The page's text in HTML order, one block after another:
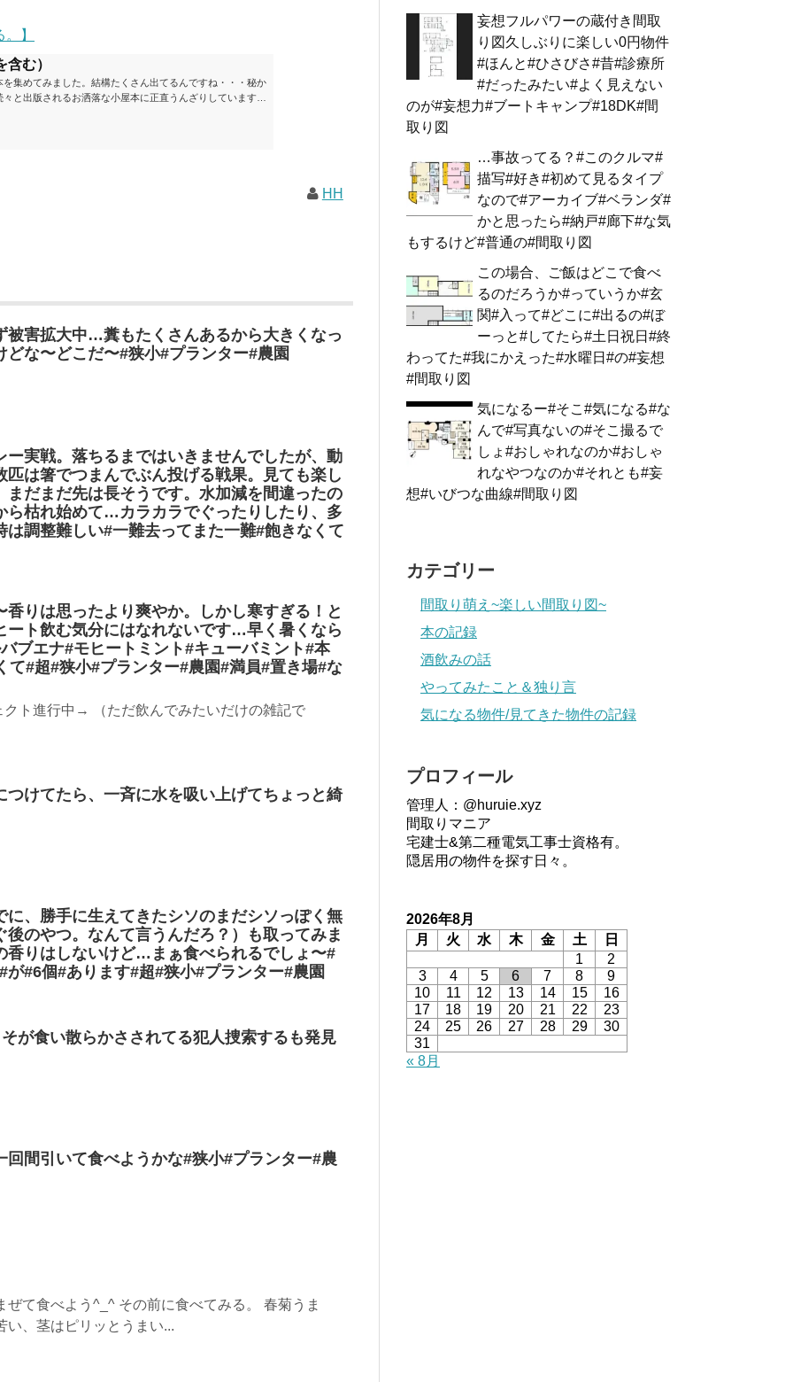
】
む）
集めてみました。結構たくさん出てるんですね・・・秘か
と出版されるお洒落な小屋本に正直うんざりしています
HH
被害拡大中…糞もたくさんあるから大きくなっ
どな〜どこだ〜#狭小#プランター#農園
ー実戦。落ちるまではいきませんでしたが、動
匹は箸でつまんでぶん投げる戦果。見ても楽し
まだまだ先は長そうです。水加減を間違ったの
ら枯れ始めて…カラカラでぐったりしたり、多
は調整難しい#一難去ってまた一難#飽きなくて
香りは思ったより爽やか。しかし寒すぎる！と
ート飲む気分にはなれないです…早く暑くなら
ブエナ#モヒートミント#キューバミント#本
て#超#狭小#プランター#農園#満員#置き場#な
クト進行中→ （ただ飲んでみたいだけの雑記で
つけてたら、一斉に水を吸い上げてちょっと綺
に、勝手に生えてきたシソのまだシソっぽく無
後のやつ。なんて言うんだろ？）も取ってみま
香りはしないけど…まぁ食べられるでしょ〜#
が#6個#あります#超#狭小#プランター#農園
が食い散らかさされてる犯人捜索するも発見
回間引いて食べようかな#狭小#プランター#農
ぜて食べよう^_^ その前に食べてみる。 春菊うま
い、茎はピリッとうまい...
妄想フルパワーの蔵付き間取
り図久しぶりに楽しい0円物件
#ほんと#ひさびさ#昔#診療所
#だったみたい#よく見えない
のが#妄想力#ブートキャンプ#18DK#間
取り図
…事故ってる？#このクルマ#
描写#好き#初めて見るタイプ
なので#アーカイブ#ベランダ#
かと思ったら#納戸#廊下#な気
もするけど#普通の#間取り図
この場合、ご飯はどこで食べ
るのだろうか#っていうか#玄
関#入って#どこに#出るの#ぼ
ーっと#してたら#土日祝日#終
わってた#我にかえった#水曜日#の#妄想
#間取り図
気になるー#そこ#気になる#な
んで#写真ないの#そこ撮るで
しょ#おしゃれなのか#おしゃ
れなやつなのか#それとも#妄
想#いびつな曲線#間取り図
カテゴリー
間取り萌え~楽しい間取り図~
本の記録
酒飲みの話
やってみたこと＆独り言
気になる物件/見てきた物件の記録
プロフィール
管理人：@huruie.xyz
間取りマニア
宅建士&第二種電気工事士資格有。
隠居用の物件を探す日々。
2026年8月
月
火 水 木 金 土
日
1
2
3
4 5 6 7 8
9
10
11 12 13 14 15
16
17
18 19 20 21 22
23
24
25 26 27 28 29
30
31
« 8月